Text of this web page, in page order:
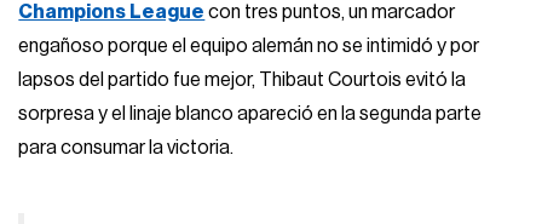
Champions League con tres puntos, un marcador
engañoso porque el equipo alemán no se intimidó y por
lapsos del partido fue mejor, Thibaut Courtois evitó la
sorpresa y el linaje blanco apareció en la segunda parte
para consumar la victoria.